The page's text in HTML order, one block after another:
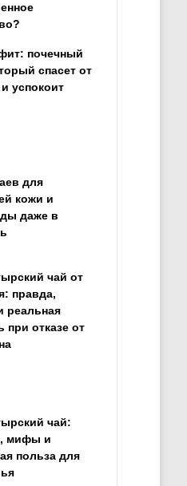
почечный
спасет от
успокоит
для
кожи и
даже в
чай от
правда,
реальная
при отказе от
чай:
мифы и
польза для